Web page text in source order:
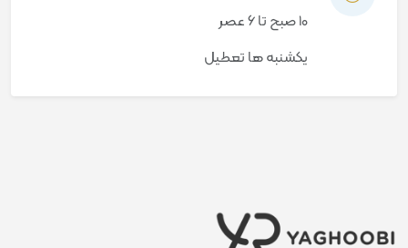
10 صبح تا 6 عصر
یکشنبه ها تعطیل